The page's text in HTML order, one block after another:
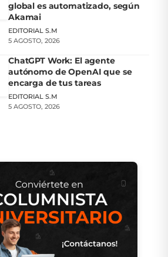
global es automatizado, según
Akamai
EDITORIAL S.M
5 AGOSTO, 2026
ChatGPT Work: El agente
autónomo de OpenAI que se
encarga de tus tareas
EDITORIAL S.M
5 AGOSTO, 2026